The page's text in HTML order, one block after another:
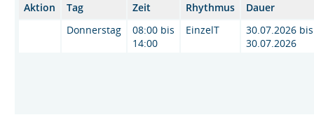
Aktion Tag Zeit Rhythmus
Dauer
Donnerstag
08:00 bis
14:00
EinzelT
30.07.2026 bis
30.07.2026